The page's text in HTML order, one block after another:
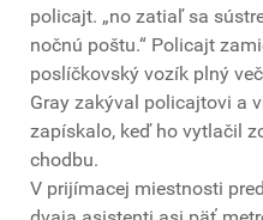
policajt. „no zatiaľ sa
nočnú poštu.“ Policajt
poslíčkovský vozík plný
Gray zakýval policajtovi a
zapískalo, keď ho vytlačil
chodbu.
V prijímacej miestnosti